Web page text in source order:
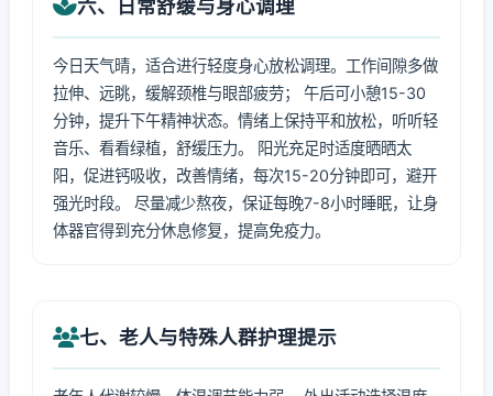
六、日常舒缓与身心调理
今日天气晴，适合进行轻度身心放松调理。工作间隙多做
拉伸、远眺，缓解颈椎与眼部疲劳； 午后可小憩15-30
分钟，提升下午精神状态。情绪上保持平和放松，听听轻
音乐、看看绿植，舒缓压力。 阳光充足时适度晒晒太
阳，促进钙吸收，改善情绪，每次15-20分钟即可，避开
强光时段。 尽量减少熬夜，保证每晚7-8小时睡眠，让身
体器官得到充分休息修复，提高免疫力。
七、老人与特殊人群护理提示